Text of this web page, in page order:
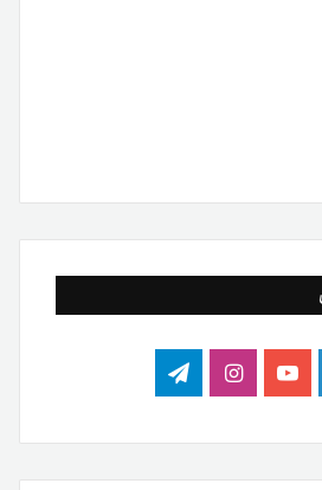
یوتیوباینستاگرام
تلگرام